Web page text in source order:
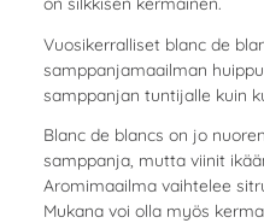
Vuosikerralliset blanc de
samppanjamaailman
samppanjan tuntijalle kuin
Blanc de blancs on jo
samppanja, mutta viinit
Aromimaailma vaihtelee
Mukana voi olla myös